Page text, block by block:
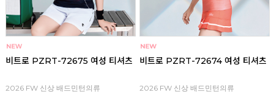
비트로 PZRT-72675 여성 티셔츠
2026 FW 신상 배드민턴의류
비트로 PZRT-72674 여성 티셔츠
2026 FW 신상 배드민턴의류